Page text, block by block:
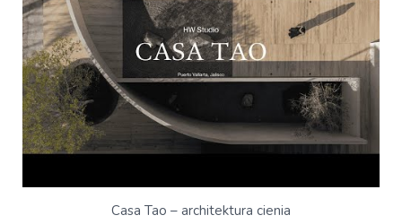
Casa Tao – architektura cienia